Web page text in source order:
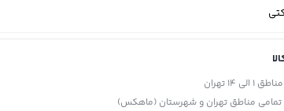
14 تهران
تمامی مناطق تهران و شهرستان (ماهکس)